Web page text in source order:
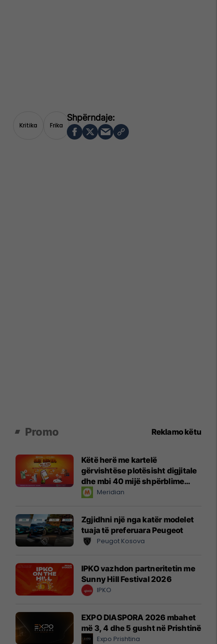
Kritika Frika
Promo Reklamo këtu
Këtë herë me kartelë
gërvishtëse plotësisht digjitale
dhe mbi 40 mijë shpërblime
instant!Meridian
Zgjidhni një nga katër modelet
tuaja të preferuara Peugeot
Peugot Kosova
IPKO vazhdon partneritetin me
Sunny Hill Festival 2026
IPKO
EXPO DIASPORA 2026 mbahet
më 3, 4 dhe 5 gusht në Prishtinë
Expo Prishtina